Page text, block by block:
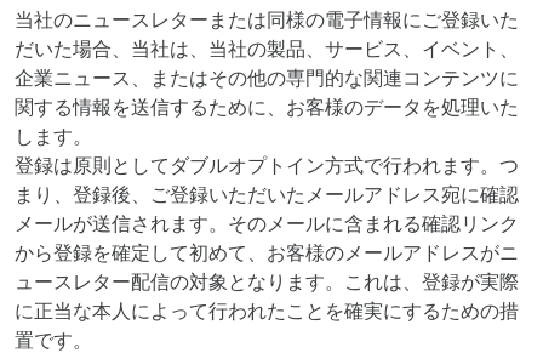
当社のニュースレターまたは同様の電子情報にご登録いた
だいた場合、当社は、当社の製品、サービス、イベント、
企業ニュース、またはその他の専門的な関連コンテンツに
関する情報を送信するために、お客様のデータを処理いた
します。
登録は原則としてダブルオプトイン方式で行われます。つ
まり、登録後、ご登録いただいたメールアドレス宛に確認
メールが送信されます。そのメールに含まれる確認リンク
から登録を確定して初めて、お客様のメールアドレスがニ
ュースレター配信の対象となります。これは、登録が実際
に正当な本人によって行われたことを確実にするための措
置です。